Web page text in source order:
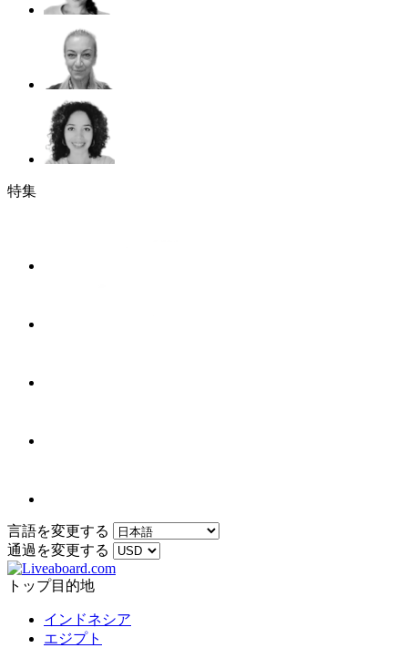
特集
言語を変更する
通過を変更する
トップ目的地
インドネシア
エジプト